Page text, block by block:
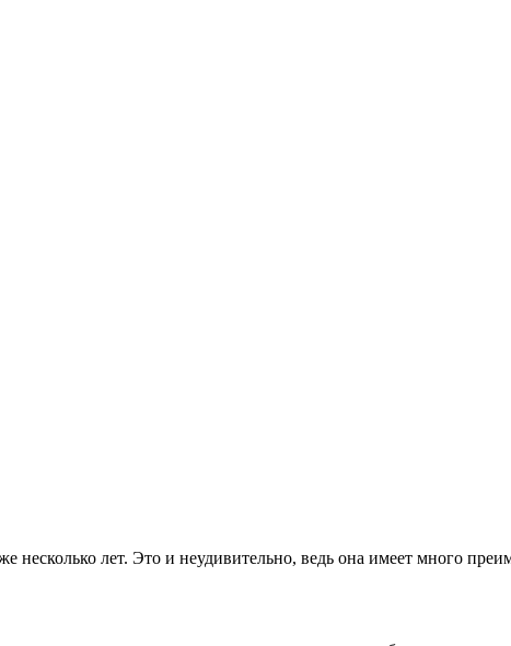
несколько лет. Это и неудивительно, ведь она имеет много